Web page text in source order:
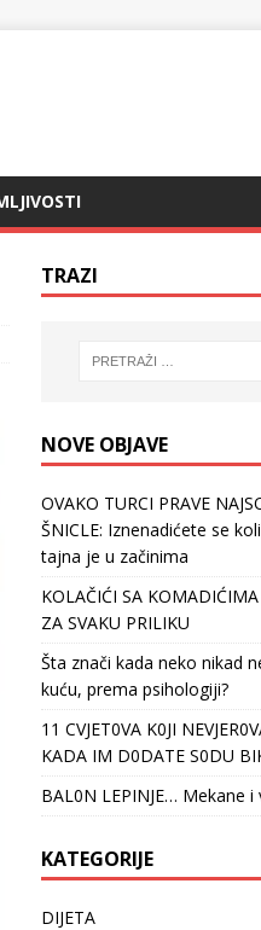
TRAZI
NOVE OBJAVE
OVAKO TURCI PRAVE
ŠNICLE: Iznenadićete se
tajna je u začinima
KOLAČIĆI SA
ZA SVAKU PRILIKU
Šta znači kada neko nikad
kuću, prema psihologiji?
11 CVJET0VA K0JI
KADA IM D0DATE S0DU
BAL0N LEPINJE… Mekane i
KATEGORIJE
DIJETA